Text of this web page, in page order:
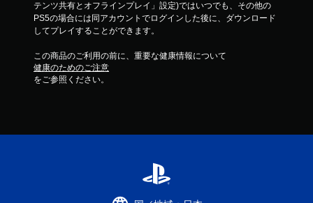
テンツ共有とオフラインプレイ」設定)ではいつでも、その他の
PS5の場合には同アカウントでログインした後に、ダウンロード
してプレイすることができます。
この商品のご利用の前に、重要な健康情報について
健康のためのご注意
をご参照ください。